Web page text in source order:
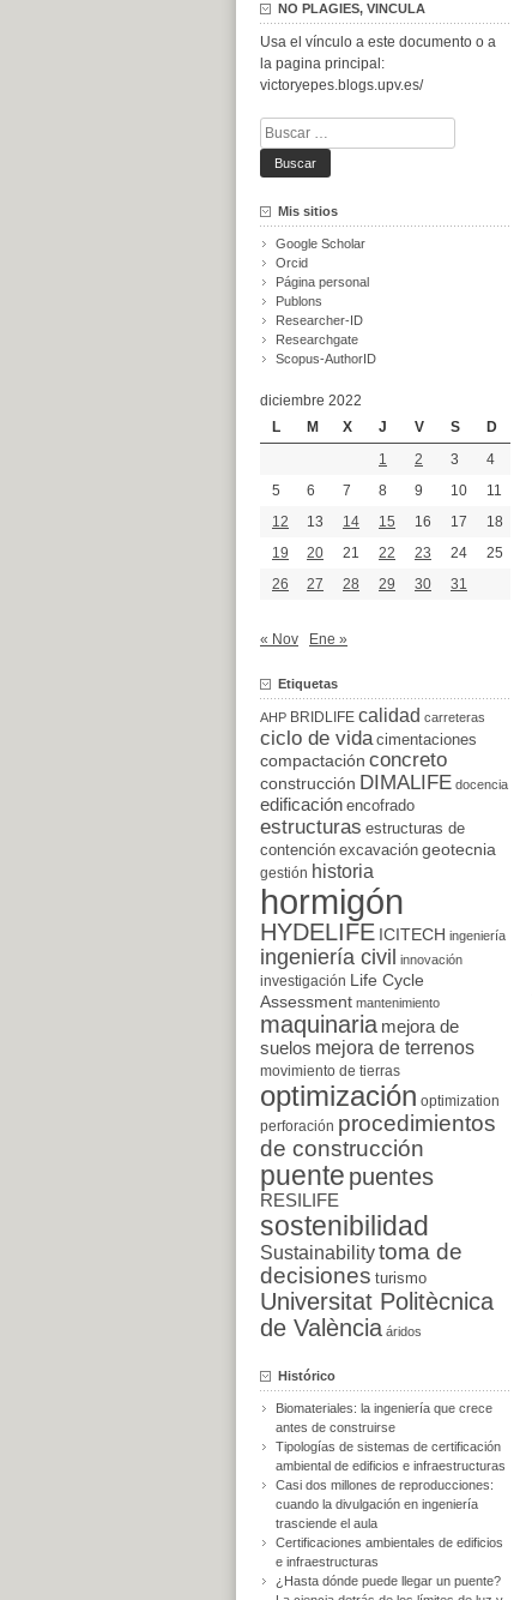
NO PLAGIES, VINCULA
Usa el vínculo a este documento o a
la pagina principal:
victoryepes.blogs.upv.es/
Buscar:
Mis sitios
Google Scholar
Orcid
Página personal
Publons
Researcher-ID
Researchgate
Scopus-AuthorID
diciembre 2022
L
M X J V S
D
1
2 3
4
5
6 7 8 9 10
11
12
13 14 15 16 17
18
19
20 21 22 23 24
25
26
27 28 29 30 31
« Nov Ene »
Etiquetas
AHP BRIDLIFE calidad carreteras
ciclo de vida cimentaciones
compactación concreto
construcción DIMALIFE docencia
edificación encofrado
estructuras estructuras de
contención excavación geotecnia
gestión historia
hormigón
HYDELIFE ICITECH ingeniería
ingeniería civil innovación
investigación
Life Cycle
Assessment mantenimiento
maquinaria mejora de
suelos mejora de terrenos
movimiento de tierras
optimización optimization
perforación procedimientos
de construcción
puente puentes
RESILIFE
sostenibilidad
Sustainabilitytoma de
decisiones turismo
Universitat Politècnica
de València áridos
Histórico
Biomateriales: la ingeniería que crece
antes de construirse
Tipologías de sistemas de certificación
ambiental de edificios e infraestructuras
Casi dos millones de reproducciones:
cuando la divulgación en ingeniería
trasciende el aula
Certificaciones ambientales de edificios
e infraestructuras
¿Hasta dónde puede llegar un puente?